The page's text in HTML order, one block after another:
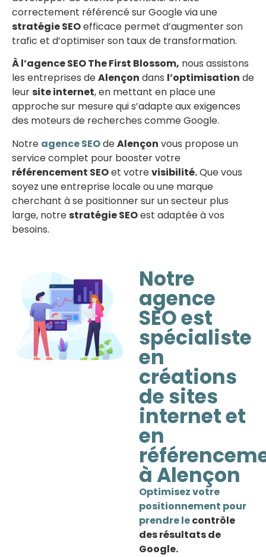
correctement référencé sur Google via une
stratégie SEOefficace permet d’augmenter son
trafic et d’optimiser son taux de transformation.
À l’agence SEO The First Blossom, nous assistons
les entreprises deAlençon dans l’optimisation de
leursite internet, en mettant en place une
approche sur mesure qui s’adapte aux exigences
des moteurs de recherches comme Google.
Notre agence SEOdeAlençon vous propose un
service complet pour booster votre
référencement SEOet votrevisibilité.Que vous
soyez une entreprise locale ou une marque
cherchant à se positionner sur un secteur plus
large, notrestratégie SEOest adaptée à vos
besoins.
Notre
agence
SEO est
spécialiste
en
créations
de sites
internet et
en
à Alençon
Optimisez votre
positionnement pour
prendre lecontrôle
des résultats de
Google.